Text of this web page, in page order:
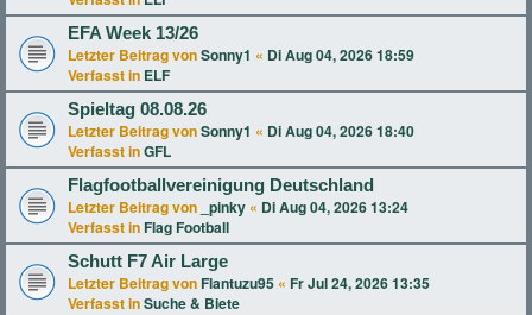
EFA Week 13/26
Letzter Beitrag vonSonny1 « Di Aug 04, 2026 18:59
Verfasst in ELF
Spieltag 08.08.26
Letzter Beitrag vonSonny1 « Di Aug 04, 2026 18:40
Verfasst inGFL
Flagfootballvereinigung Deutschland
Letzter Beitrag von _pinky « Di Aug 04, 2026 13:24
Verfasst in Flag Football
Schutt F7 Air Large
Letzter Beitrag von Flantuzu95 « Fr Jul 24, 2026 13:35
Verfasst inSuche & Biete